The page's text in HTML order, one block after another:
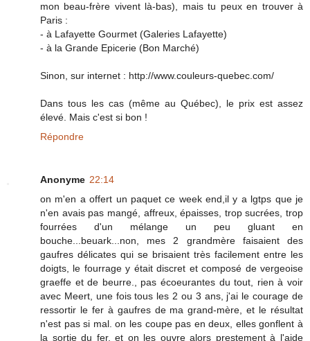
mon beau-frère vivent là-bas), mais tu peux en trouver à
Paris :
- à Lafayette Gourmet (Galeries Lafayette)
- à la Grande Epicerie (Bon Marché)
Sinon, sur internet : http://www.couleurs-quebec.com/
Dans tous les cas (même au Québec), le prix est assez
élevé. Mais c'est si bon !
Répondre
Anonyme 22:14
on m'en a offert un paquet ce week end,il y a lgtps que je
n'en avais pas mangé, affreux, épaisses, trop sucrées, trop
fourrées d'un mélange un peu gluant en
bouche...beuark...non, mes 2 grandmère faisaient des
gaufres délicates qui se brisaient très facilement entre les
doigts, le fourrage y était discret et composé de vergeoise
graeffe et de beurre., pas écoeurantes du tout, rien à voir
avec Meert, une fois tous les 2 ou 3 ans, j'ai le courage de
ressortir le fer à gaufres de ma grand-mère, et le résultat
n'est pas si mal. on les coupe pas en deux, elles gonflent à
la sortie du fer, et on les ouvre alors prestement à l'aide